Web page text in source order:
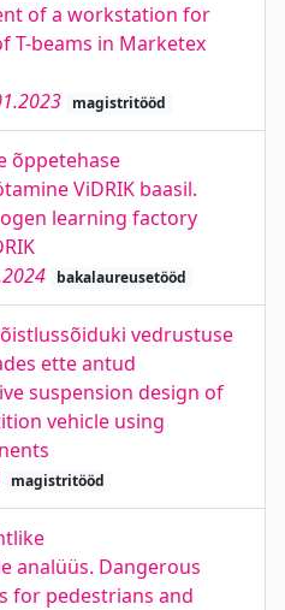
of a workstation for
T-beams in Marketex
magistritööd
õppetehase
ViDRIK baasil.
learning factory
bakalaureusetööd
vedrustuse
ette antud
suspension design of
vehicle using
magistritööd
analüüs. Dangerous
for pedestrians and